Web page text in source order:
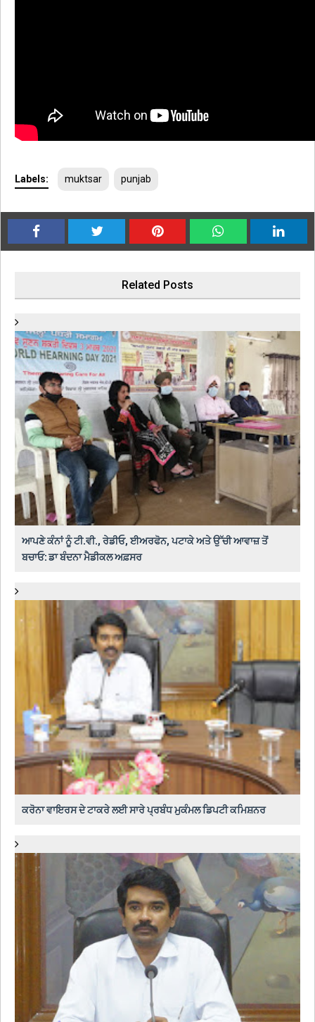
Labels: muktsar punjab
Related Posts
ਆਪਣੇ ਕੰਨਾਂ ਨੂੰ ਟੀ.ਵੀ., ਰੇਡੀਓ, ਈਅਰਫੋਨ, ਪਟਾਕੇ ਅਤੇ ਉੱਚੀ ਆਵਾਜ਼ ਤੋਂ
ਬਚਾਓ: ਡਾ ਬੰਦਨਾ ਮੈਡੀਕਲ ਅਫ਼ਸਰ
ਕਰੋਨਾ ਵਾਇਰਸ ਦੇ ਟਾਕਰੇ ਲਈ ਸਾਰੇ ਪ੍ਰਬੰਧ ਮੁਕੰਮਲ ਡਿਪਟੀ ਕਮਿਸ਼ਨਰ